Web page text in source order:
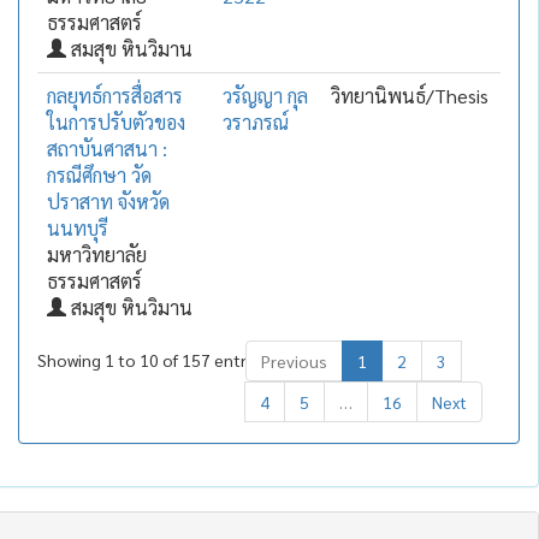
ธรรมศาสตร์
สมสุข หินวิมาน
กลยุทธ์การสื่อสาร
ในการปรับตัวของ
สถาบันศาสนา :
กรณีศึกษา วัด
ปราสาท จังหวัด
นนทบุรี
มหาวิทยาลัย
ธรรมศาสตร์
สมสุข หินวิมาน
วรัญญา กุล
วราภรณ์
วิทยานิพนธ์/Thesis
Showing 1 to 10 of 157 entriesPrevious 1 2
3
4
5 … 16 Next